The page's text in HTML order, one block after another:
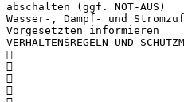
abschalten (ggf. NOT-AUS)
Wasser-, Dampf- und
Vorgesetzten informieren
VERHALTENSREGELN UND



